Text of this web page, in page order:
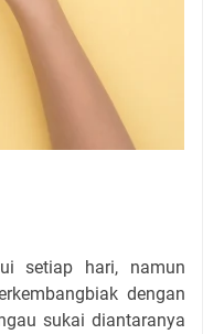
setiap hari, namun
dengan
sukai diantaranya